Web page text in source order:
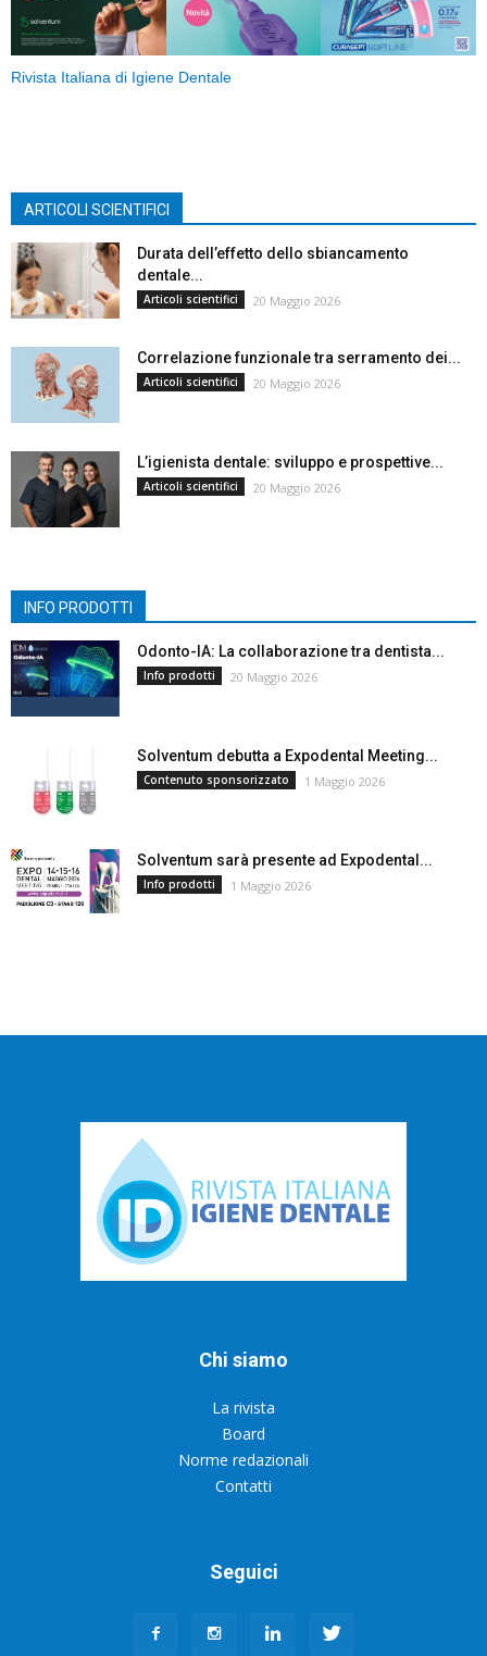
Rivista Italiana di Igiene Dentale
ARTICOLI SCIENTIFICI
Durata dell’effetto dello sbiancamento
dentale...
Articoli scientifici 20 Maggio 2026
Correlazione funzionale tra serramento dei...
Articoli scientifici 20 Maggio 2026
L’igienista dentale: sviluppo e prospettive...
Articoli scientifici 20 Maggio 2026
INFO PRODOTTI
Odonto-IA: La collaborazione tra dentista...
Info prodotti 20 Maggio 2026
Solventum debutta a Expodental Meeting...
Contenuto sponsorizzato 1 Maggio 2026
Solventum sarà presente ad Expodental...
Info prodotti 1 Maggio 2026
Chi siamo
La rivista
Board
Norme redazionali
Contatti
Seguici